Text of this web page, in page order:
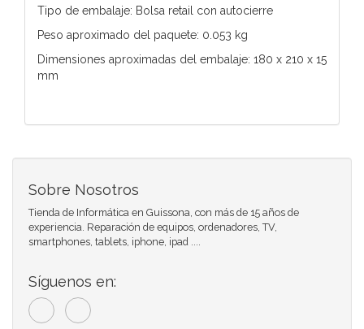
Tipo de embalaje: Bolsa retail con autocierre
Peso aproximado del paquete: 0.053 kg
Dimensiones aproximadas del embalaje: 180 x 210 x 15
mm
Sobre Nosotros
Tienda de Informática en Guissona, con más de 15 años de
experiencia. Reparación de equipos, ordenadores, TV,
smartphones, tablets, iphone, ipad ....
Síguenos en: